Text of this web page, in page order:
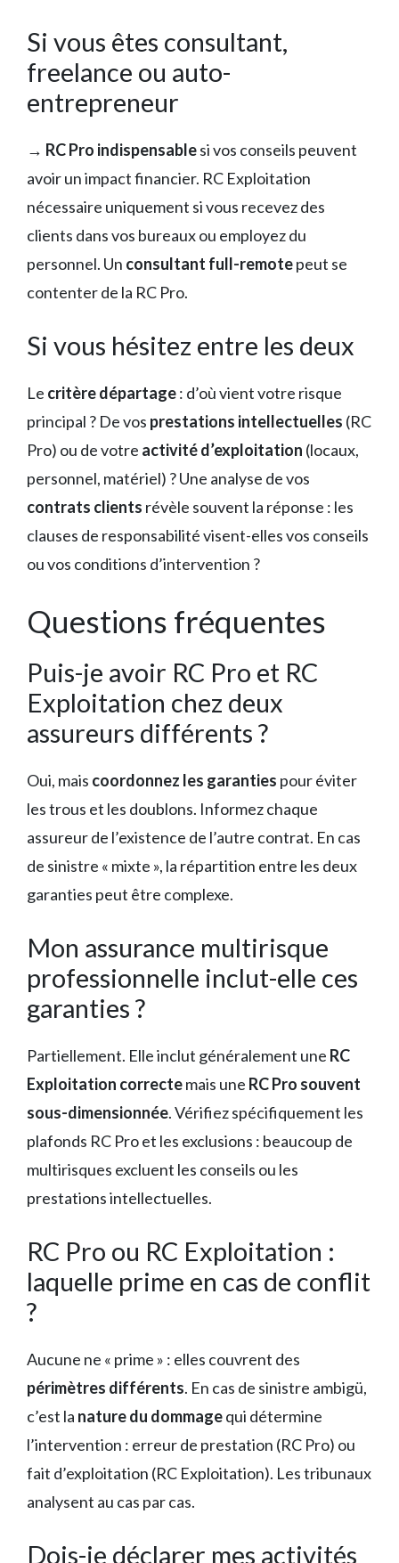
Si vous êtes consultant,
freelance ou auto-
entrepreneur
→ RC Pro indispensablesi vos conseils peuvent
avoir un impact financier. RC Exploitation
nécessaire uniquement si vous recevez des
clients dans vos bureaux ou employez du
personnel. Un consultant full-remotepeut se
contenter de la RC Pro.
Si vous hésitez entre les deux
Le critère départage: d’où vient votre risque
principal ? De vos prestations intellectuelles (RC
Pro) ou de votre activité d’exploitation (locaux,
personnel, matériel) ? Une analyse de vos
contrats clients révèle souvent la réponse : les
clauses de responsabilité visent-elles vos conseils
ou vos conditions d’intervention ?
Questions fréquentes
Puis-je avoir RC Pro et RC
Exploitation chez deux
assureurs différents ?
Oui, mais coordonnez les garanties pour éviter
les trous et les doublons. Informez chaque
assureur de l’existence de l’autre contrat. En cas
de sinistre « mixte », la répartition entre les deux
garanties peut être complexe.
Mon assurance multirisque
professionnelle inclut-elle ces
garanties ?
Partiellement. Elle inclut généralement une RC
Exploitation correctemais une RC Pro souvent
sous-dimensionnée. Vérifiez spécifiquement les
plafonds RC Pro et les exclusions : beaucoup de
multirisques excluent les conseils ou les
prestations intellectuelles.
RC Pro ou RC Exploitation :
laquelle prime en cas de conflit
?
Aucune ne « prime » : elles couvrent des
périmètres différents. En cas de sinistre ambigü,
c’est la nature du dommagequi détermine
l’intervention : erreur de prestation (RC Pro) ou
fait d’exploitation (RC Exploitation). Les tribunaux
analysent au cas par cas.
Dois-je déclarer mes activités